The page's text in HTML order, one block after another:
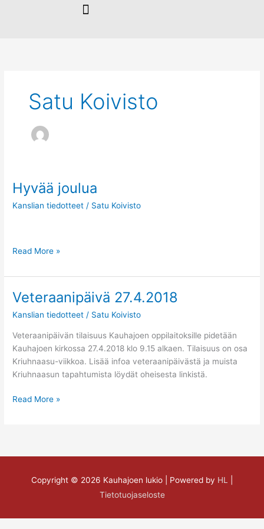
Satu Koivisto
Hyvää joulua
Kanslian tiedotteet / Satu Koivisto
Hyvää
joulua
Read More »
Veteraanipäivä 27.4.2018
Kanslian tiedotteet / Satu Koivisto
Veteraanipäivän tilaisuus Kauhajoen oppilaitoksille pidetään
Kauhajoen kirkossa 27.4.2018 klo 9.15 alkaen. Tilaisuus on osa
Kriuhnaasu-viikkoa. Lisää infoa veteraanipäivästä ja muista
Kriuhnaasun tapahtumista löydät oheisesta linkistä.
Veteraanipäivä
Read More »
Copyright © 2026 Kauhajoen lukio | Powered by HL
Tietotuojaseloste